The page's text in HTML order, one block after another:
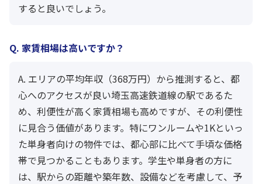
すると良いでしょう。
Q. 家賃相場は高いですか？
A. エリアの平均年収（368万円）から推測すると、都
心へのアクセスが良い埼玉高速鉄道線の駅であるた
め、利便性が高く家賃相場も高めですが、その利便性
に見合う価値があります。特にワンルームや1Kといっ
た単身者向けの物件では、都心部に比べて手頃な価格
帯で見つかることもあります。学生や単身者の方に
は、駅からの距離や築年数、設備などを考慮して、予